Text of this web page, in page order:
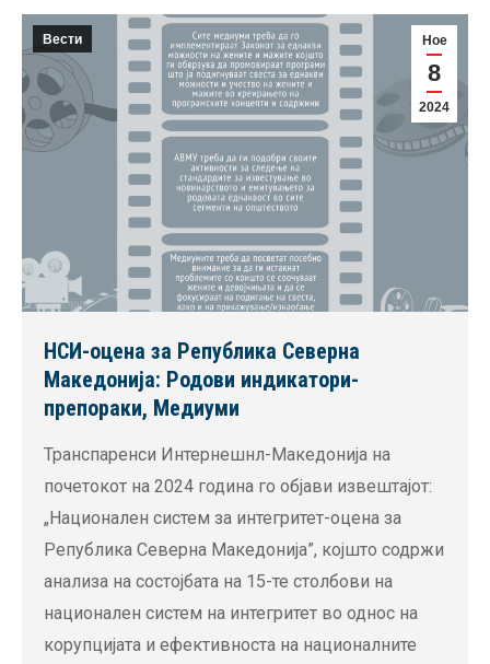
Ное
8
2024
Вести
НСИ-оцена за Република Северна
Македонија: Родови индикатори-
препораки, Медиуми
Транспаренси Интернешнл-Македонија на
почетокот на 2024 година го објави извештајот:
„Национален систем за интегритет-оцена за
Република Северна Македонија”, којшто содржи
анализа на состојбата на 15-те столбови на
национален систем на интегритет во однос на
корупцијата и ефективноста на националните